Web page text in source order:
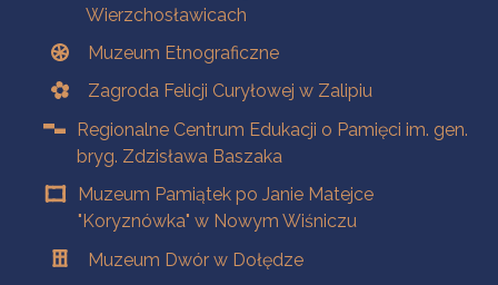
Wierzchosławicach
Muzeum Etnograficzne
Zagroda Felicji Curyłowej w Zalipiu
Regionalne Centrum Edukacji o Pamięci im. gen.
bryg. Zdzisława Baszaka
Muzeum Pamiątek po Janie Matejce
"Koryznówka" w Nowym Wiśniczu
Muzeum Dwór w Dołędze